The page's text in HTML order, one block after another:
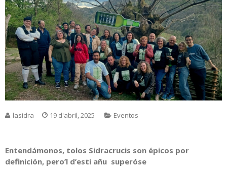
lasidra 19 d'abril, 2025 Eventos
Entendámonos, tolos Sidracrucis son épicos por
definición, pero’l d’esti añu superóse